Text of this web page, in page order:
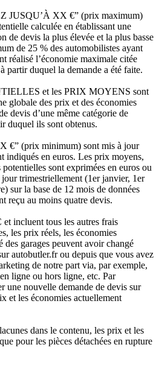
JUSQU’À XX €” (prix maximum)
calculée en établissant une
de devis la plus élevée et la plus basse
de 25 % des automobilistes ayant
réalisé l’économie maximale citée
partir duquel la demande a été faite.
et les PRIX MOYENS sont
globale des prix et des économies
devis d’une même catégorie de
duquel ils sont obtenus.
€” (prix minimum) sont mis à jour
indiqués en euros. Les prix moyens,
sont exprimées en euros ou
trimestriellement (1er janvier, 1er
sur la base de 12 mois de données
reçu au moins quatre devis.
incluent tous les autres frais
les prix réels, les économies
garages peuvent avoir changé
autobutler.fr ou depuis que vous avez
de notre part via, par exemple,
ligne ou hors ligne, etc. Par
une nouvelle demande de devis sur
et les économies actuellement
dans le contenu, les prix et les
pour les pièces détachées en rupture